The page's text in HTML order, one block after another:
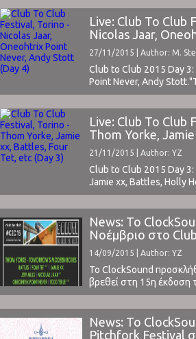
Live: Club To Club
Nicolas Jaar,
Andy Stott (Day 4)
27/11/2015 | Author: M.
Club to Club 2015 Day
Point Never, Andy
important role that
connection with the
StelleΟ Daniele Μάνα
και DJ που πιθανά να
το όνομα Vaghe Stelle
Live: Club To Club
Thom Yorke,
Tet, etc (Day 3)
21/11/2015 | Author: YZ
Club to Club 2015 Day
Jamie xx, Battles, Holly
15η έκδοση του Club
έφθασε στην κύρια και
πλευράς lineup ημέρα
πλέον, την Παρασκευή
μαζί με χιλιάδες
News: Το
Νοέμβριο στο
στο Τορίνο της
14/09/2015 | Author: YZ
Το ClockSound
βρεθεί στη 15η έκδοση
Festival στο Τορίνο της
απίστευτο και όμως
τον Thom Yorke παρέα
τα υπόλοιπα ονόματα
News: Το
Pitchfork Festival